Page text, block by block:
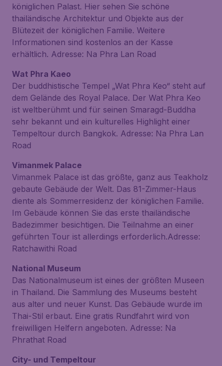
königlichen Palast. Hier sehen Sie schöne
thailändische Architektur und Objekte aus der
Blütezeit der königlichen Familie. Weitere
Informationen sind kostenlos an der Kasse
erhältlich. Adresse: Na Phra Lan Road
Wat Phra Kaeo
Der buddhistische Tempel „Wat Phra Keo“ steht auf
dem Gelände des Royal Palace. Der Wat Phra Keo
ist weltberühmt und für seinen Smaragd-Buddha
sehr bekannt und ein kulturelles Highlight einer
Tempeltour durch Bangkok. Adresse: Na Phra Lan
Road
Vimanmek Palace
Vimanmek Palace ist das größte, ganz aus Teakholz
gebaute Gebäude der Welt. Das 81-Zimmer-Haus
diente als Sommerresidenz der königlichen Familie.
Im Gebäude können Sie das erste thailändische
Badezimmer besichtigen. Die Teilnahme an einer
geführten Tour ist allerdings erforderlich.Adresse:
Ratchawithi Road
National Museum
Das Nationalmuseum ist eines der größten Museen
in Thailand. Die Sammlung des Museums besteht
aus alter und neuer Kunst. Das Gebäude wurde im
Thai-Stil erbaut. Eine gratis Rundfahrt wird von
freiwilligen Helfern angeboten. Adresse: Na
Phrathat Road
City- und Tempeltour